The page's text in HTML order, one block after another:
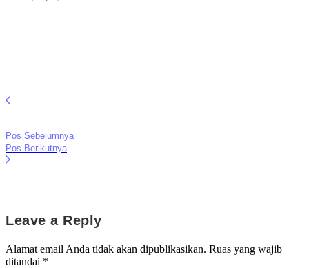
Pos Sebelumnya
Pos Berikutnya
Leave a Reply
Alamat email Anda tidak akan dipublikasikan. Ruas yang wajib
ditandai *